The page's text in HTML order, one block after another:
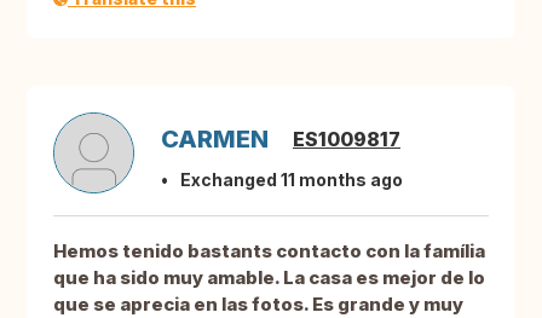
CARMEN ES1009817
Exchanged 11 months ago
Hemos tenido bastants contacto con la família
que ha sido muy amable. La casa es mejor de lo
que se aprecia en las fotos. Es grande y muy